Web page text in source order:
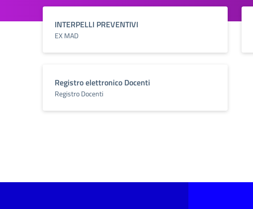
INTERPELLI PREVENTIVI
EX MAD
Registro elettronico Docenti
Registro Docenti